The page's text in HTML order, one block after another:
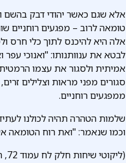
אלא שגם כאשר יהודי דבק בהשם
טומאה לרוב – מפגעים רוחניים
אלה היא להיכנס לתוך כלי חרס
לבטא את ענוותנותו: "ואנוכי
אמיתית ולסגור את עצמו הרמטית.
סגורים מפני מראות וצלילים
ממפגעים רוחניים.
שלמות הטהרה תהיה לכולנו
וכמו שנאמר: "ואת רוח הטומאה
(ליקוטי שיחות חלק לח עמוד 72, התוועדויות תשמ"ה חלק א עמוד 630)